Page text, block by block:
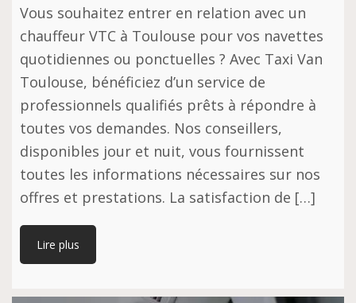
Vous souhaitez entrer en relation avec un
chauffeur VTC à Toulouse pour vos navettes
quotidiennes ou ponctuelles ? Avec Taxi Van
Toulouse, bénéficiez d’un service de
professionnels qualifiés prêts à répondre à
toutes vos demandes. Nos conseillers,
disponibles jour et nuit, vous fournissent
toutes les informations nécessaires sur nos
offres et prestations. La satisfaction de […]
Lire plus